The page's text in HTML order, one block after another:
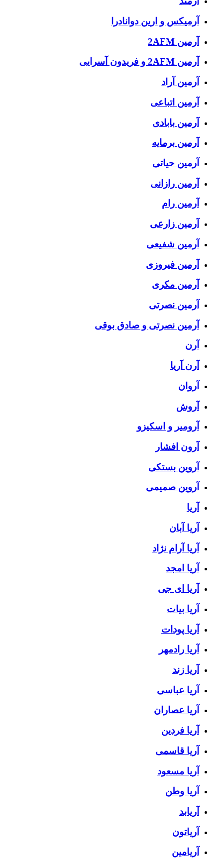
آرمیکس و ارین دوانادرا
آرمین 2AFM
آرمین 2AFM و فریدون آسرایی
آرمین آراد
آرمین اتباعی
آرمین بابادی
آرمین برمایه
آرمین حیاتی
آرمین رازانی
آرمین رام
آرمین زارعی
آرمین شفیعی
آرمین فیروزی
آرمین مکری
آرمین نصرتی
آرمین نصرتی و صادق بوقی
آرن
آرن آریا
آروان
آروش
آرومیر و اسکیزو
آرون افشار
آروین بستکی
آروین صمیمی
آریا
آریا آبان
آریا آرام نژاد
آریا امجد
آریا ای جی
آریا بیات
آریا پودات
آریا رادمهر
آریا زند
آریا عباسی
آریا عصاران
آریا فردین
آریا قاسمی
آریا مسعود
آریا وطن
آریابد
آریاتون
آریامین